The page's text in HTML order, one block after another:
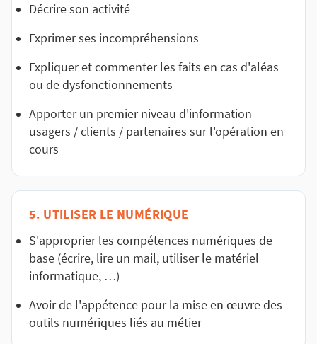
Décrire son activité
Exprimer ses incompréhensions
Expliquer et commenter les faits en cas d'aléas
ou de dysfonctionnements
Apporter un premier niveau d'information
usagers / clients / partenaires sur l'opération en
cours
5. UTILISER LE NUMÉRIQUE
S'approprier les compétences numériques de
base (écrire, lire un mail, utiliser le matériel
informatique, …)
Avoir de l'appétence pour la mise en œuvre des
outils numériques liés au métier